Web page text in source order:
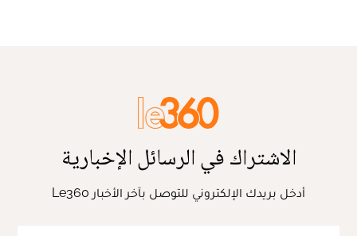
الاشتراك في الرسائل الإخبارية
أدخل بريدك الإلكتروني للتوصل بآخر الأخبار Le360